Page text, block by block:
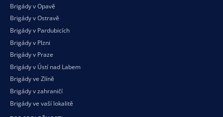
Brigády v Opavě
Brigády v Ostravě
Brigády v Pardubicích
Brigády v Plzni
Brigády v Praze
Brigády v Ústí nad Labem
Brigády ve Zlíně
Brigády v zahraničí
Brigády ve vaší lokalitě